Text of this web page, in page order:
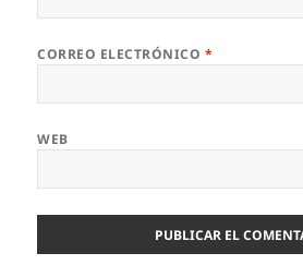
CORREO ELECTRÓNICO *
WEB